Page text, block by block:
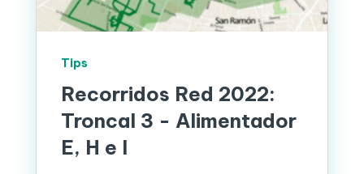
Tips
Recorridos Red 2022:
Troncal 3 - Alimentador
E, H e I